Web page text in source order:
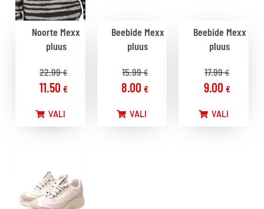
Noorte Mexx
pluus
22.99€
11.50 €
VALI
Beebide Mexx
pluus
15.99€
8.00€
VALI
Beebide Mexx
pluus
17.99€
9.00 €
VALI